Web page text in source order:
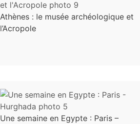
Athènes : le musée archéologique et
l’Acropole
Une semaine en Egypte : Paris –